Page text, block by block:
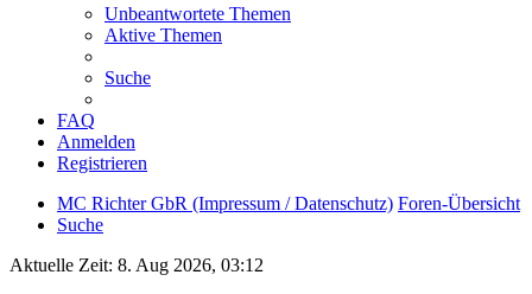
Unbeantwortete Themen
Aktive Themen
Suche
FAQ
Anmelden
Registrieren
MC Richter GbR (Impressum / Datenschutz) Foren-Übersicht
Suche
Aktuelle Zeit: 8. Aug 2026, 03:12